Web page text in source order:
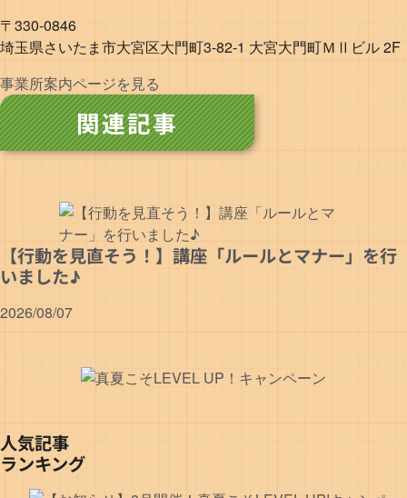
〒330-0846
埼玉県さいたま市大宮区大門町3-82-1 大宮大門町ＭⅡビル 2F
事業所案内ページを見る
関連記事
【行動を見直そう！】講座「ルールとマナー」を行
いました♪
2026/08/07
人気記事
ランキング